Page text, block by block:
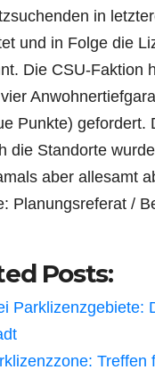
in
und in Folge die
Die CSU-Faktion
Punkte) gefordert.
die Standorte
aber allesamt
/
Posts:
Parklizenzgebiete:
Treffen